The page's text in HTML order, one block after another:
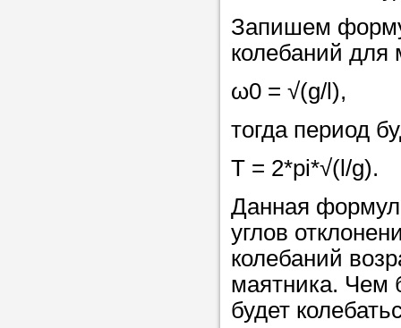
Запишем
колебаний для
ω0 = √(g/l),
тогда период
T = 2*pi*√(l/g).
Данная
углов
колебаний
маятника. Чем
будет